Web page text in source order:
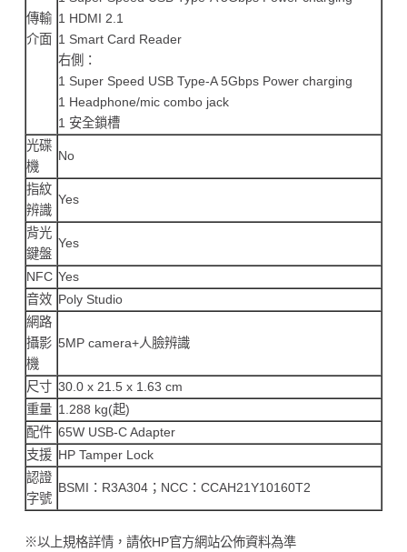
傳輸
介面
1 HDMI 2.1
1 Smart Card Reader
右側：
1 Super Speed USB Type-A 5Gbps Power charging
1 Headphone/mic combo jack
1 安全鎖槽
光碟
機
No
指紋
辨識
Yes
背光
鍵盤
Yes
NFC Yes
音效 Poly Studio
網路
攝影
機
5MP camera+人臉辨識
尺寸 30.0 x 21.5 x 1.63 cm
重量 1.288 kg(起)
配件 65W USB-C Adapter
支援 HP Tamper Lock
認證
字號
BSMI：R3A304；NCC：CCAH21Y10160T2
※以上規格詳情，請依HP官方網站公佈資料為準